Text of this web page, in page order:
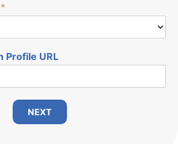
*
Profile URL
NEXT